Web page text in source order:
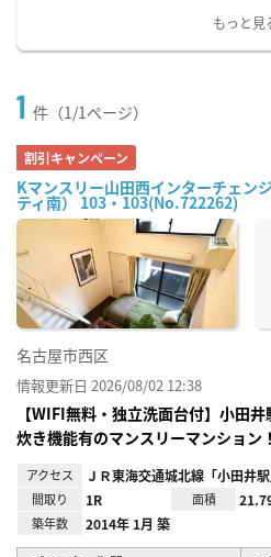
もっと見
1 件（1/1ページ）
割引キャンペーン
Kマンスリー山田西インターチェン
ティ南） 103・103(No.722262)
名古屋市西区
情報更新日 2026/08/02 12:38
【WIFI無料・独立洗面台付】小田
炊き機能有のマンスリーマンション！
アクセス ＪＲ東海交通城北線「小田井
間取り 1R 面積
築年数 2014年 1月 築